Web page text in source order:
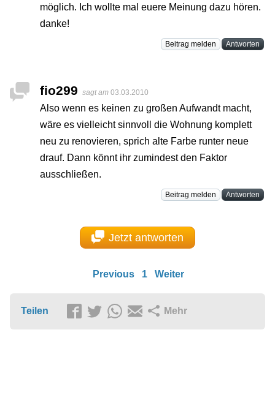
möglich. Ich wollte mal euere Meinung dazu hören.
danke!
Beitrag melden Antworten
fio299 sagt am 03.03.2010
Also wenn es keinen zu großen Aufwandt macht,
wäre es vielleicht sinnvoll die Wohnung komplett
neu zu renovieren, sprich alte Farbe runter neue
drauf. Dann könnt ihr zumindest den Faktor
ausschließen.
Beitrag melden Antworten
Jetzt antworten
Previous 1 Weiter
Teilen Mehr